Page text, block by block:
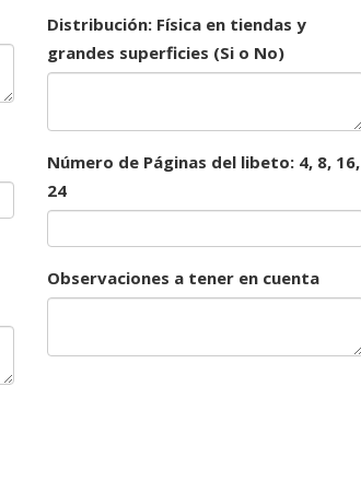
Distribución: Física en tiendas y
grandes superficies (Si o No)
Número de Páginas del libeto: 4, 8, 16,
24
Observaciones a tener en cuenta